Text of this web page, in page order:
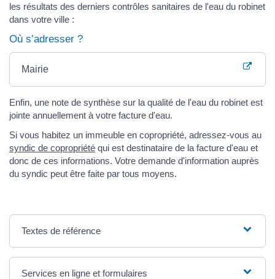
les résultats des derniers contrôles sanitaires de l'eau du robinet
dans votre ville :
Où s’adresser ?
Mairie
Enfin, une note de synthèse sur la qualité de l'eau du robinet est
jointe annuellement à votre facture d'eau.
Si vous habitez un immeuble en copropriété, adressez-vous au
syndic de copropriété qui est destinataire de la facture d'eau et
donc de ces informations. Votre demande d'information auprès
du syndic peut être faite par tous moyens.
Textes de référence
Services en ligne et formulaires